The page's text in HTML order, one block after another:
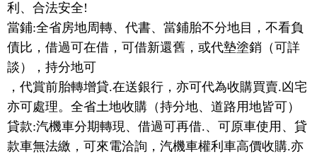
利、合法安全!
當鋪:全省房地周轉、代書、當鋪胎不分地目，不看負
債比，借過可在借，可借新還舊，或代墊塗銷（可詳
談），持分地可
，代賞前胎轉增貸.在送銀行，亦可代為收購買賣.凶宅
亦可處理。全省土地收購（持分地、道路用地皆可）
貸款:汽機車分期轉現、借過可再借.、可原車使用、貸
款車無法繳，可來電洽詢，汽機車權利車高價收購.亦